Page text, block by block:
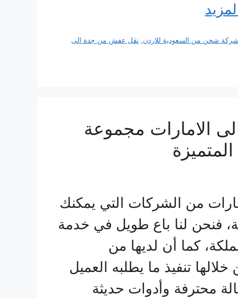
شركة شحن من السعودية للاردن, نقل عفش من جدة الى
الامارات مجموعة
من الشركات التي يمكنك
فنحن لنا باع طويل في خدمة
كما أن لديها من
تنفيذ ما يطلبه العميل
محترفة وأدوات حديثة